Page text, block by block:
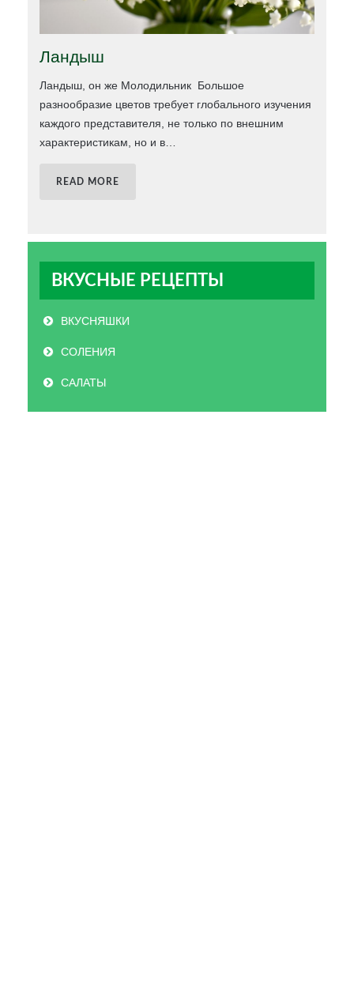
Ландыш
Ландыш, он же Молодильник Большое
разнообразие цветов требует глобального изучения
каждого представителя, не только по внешним
характеристикам, но и в
READ MORE
ВКУСНЫЕ РЕЦЕПТЫ
ВКУСНЯШКИ
СОЛЕНИЯ
САЛАТЫ